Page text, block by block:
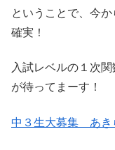
ということで、今
確実！
入試レベルの１次
が待ってまーす！
中３生大募集 あき